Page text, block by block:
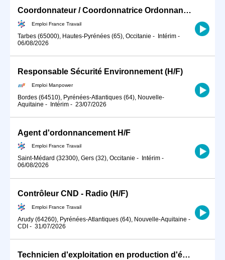
Coordonnateur / Coordonnatrice Ordonnancement, Pilotage et Coordi (H/F)
Emploi France Travail
Tarbes (65000), Hautes-Pyrénées (65), Occitanie - Intérim -
06/08/2026
Responsable Sécurité Environnement (H/F)
Emploi Manpower
Bordes (64510), Pyrénées-Atlantiques (64), Nouvelle-
Aquitaine - Intérim - 23/07/2026
Agent d'ordonnancement H/F
Emploi France Travail
Saint-Médard (32300), Gers (32), Occitanie - Intérim -
06/08/2026
Contrôleur CND - Radio (H/F)
Emploi France Travail
Arudy (64260), Pyrénées-Atlantiques (64), Nouvelle-Aquitaine -
CDI - 31/07/2026
Technicien d'exploitation en production d'énergie mécanique (H/F)